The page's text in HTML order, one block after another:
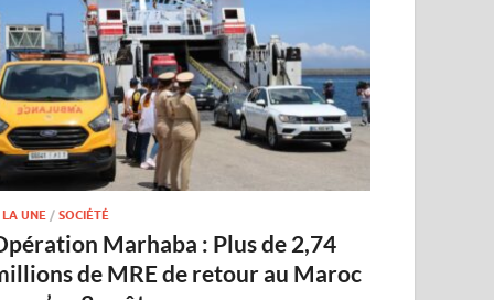
UNE /SOCIÉTÉ
Marhaba : Plus de 2,74
de MRE de retour au Maroc